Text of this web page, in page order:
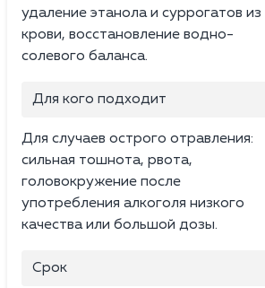
удаление этанола и суррогатов из
крови, восстановление водно-
солевого баланса.
Для кого подходит
Для случаев острого отравления:
сильная тошнота, рвота,
головокружение после
употребления алкоголя низкого
качества или большой дозы.
Срок